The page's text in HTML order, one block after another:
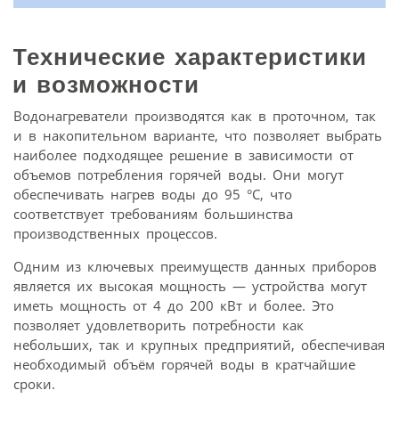
Технические характеристики
и возможности
Водонагреватели производятся как в проточном, так
и в накопительном варианте, что позволяет выбрать
наиболее подходящее решение в зависимости от
объемов потребления горячей воды. Они могут
обеспечивать нагрев воды до 95 °C, что
соответствует требованиям большинства
производственных процессов.
Одним из ключевых преимуществ данных приборов
является их высокая мощность — устройства могут
иметь мощность от 4 до 200 кВт и более. Это
позволяет удовлетворить потребности как
небольших, так и крупных предприятий, обеспечивая
необходимый объём горячей воды в кратчайшие
сроки.